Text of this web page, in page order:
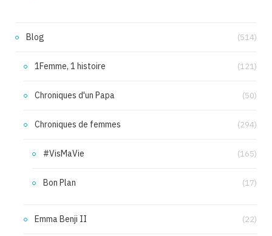
Blog (514)
1Femme, 1 histoire (121)
Chroniques d'un Papa (50)
Chroniques de femmes (294)
#VisMaVie (165)
Bon Plan (17)
Emma Benji II (22)